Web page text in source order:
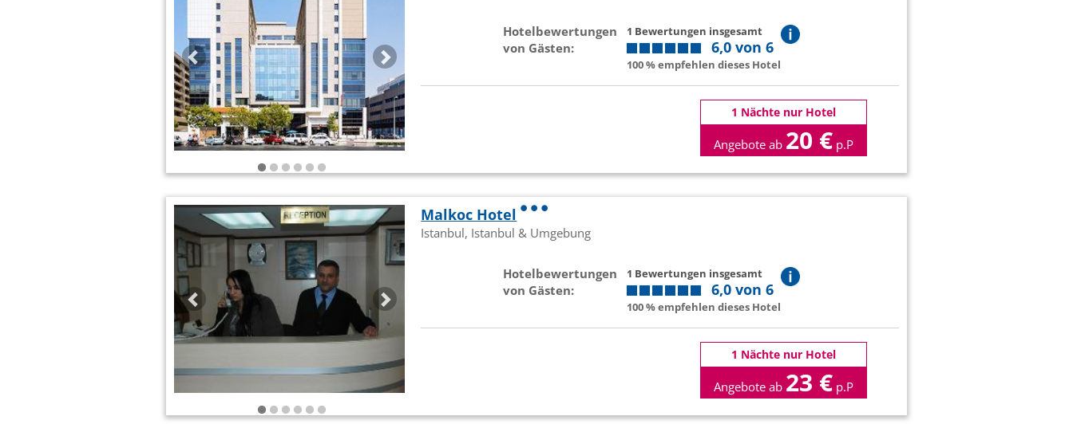
Hotelbewertungen
von Gästen:
1 Bewertungen insgesamt
6,0 von 6
100 % empfehlen dieses Hotel
1 Nächte nur Hotel
Angebote ab 20 € p.P
Malkoc Hotel
Istanbul, Istanbul & Umgebung
Hotelbewertungen
von Gästen:
1 Bewertungen insgesamt
6,0 von 6
100 % empfehlen dieses Hotel
1 Nächte nur Hotel
Angebote ab 23 € p.P